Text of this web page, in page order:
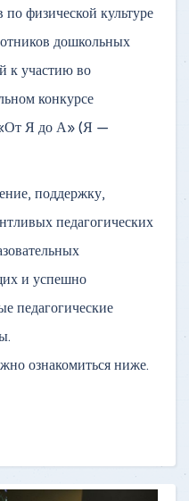
физической культуре
дошкольных
к участию во
конкурсе
«От Я до А» (Я —
поддержку,
педагогических
и успешно
педагогические
ознакомиться ниже.